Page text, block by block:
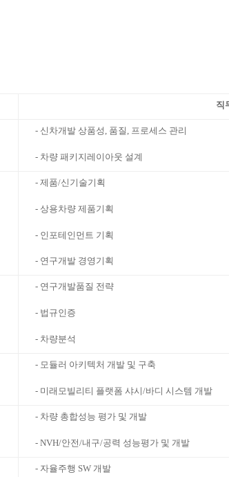
직
- 신차개발 상품성, 품질, 프로세스 관리
- 차량 패키지레이아웃 설계
- 제품/신기술기획
- 상용차량 제품기획
- 인포테인먼트 기획
- 연구개발 경영기획
- 연구개발품질 전략
- 법규인증
- 차량분석
- 모듈러 아키텍처 개발 및 구축
- 미래모빌리티 플랫폼 샤시/바디 시스템 개발
- 차량 총합성능 평가 및 개발
- NVH/안전/내구/공력 성능평가 및 개발
- 자율주행 SW 개발